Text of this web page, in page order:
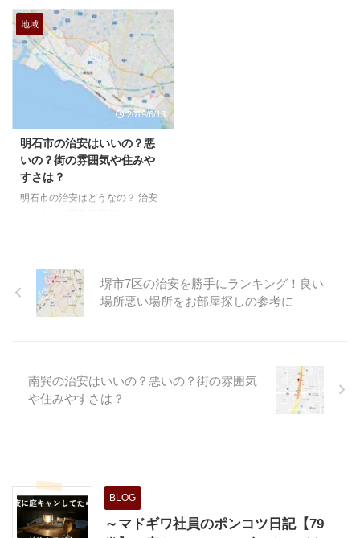
うと24区の人口と犯罪件数 ...
説明になりがちなんですよね、な
んでか、というとあんまりマイナ
スイメージをつけると、おすすめ
物件があった場合に話をフリにく
いとか、もっと繊細な所では出身
地だったらどうしよう。なんてこ
とを考えてしまう事もあります。
ですが、今回の検証はそういった
私情をはさまずにあくまで数字の
統計としての治安というものを考
えてみました。 大阪24区の治安
ランキング と、いう訳でこちら
の記事で24区のランキングとい
地域
2019/6/13
明石市の治安はいいの？悪
いの？街の雰囲気や住みや
すさは？
明石市の治安はどうなの？ 治安
すすめ物件があった場合に話をフ
リにくいとか、もっと繊細な所で
は出身地だったらどうしよう。な
で数字の統計としての治安という
ものを考えてみました。 兵庫県
全域のランキング では、早速で
堺市7区の治安を勝手にランキング！良い
場所悪い場所をお部屋探しの参考に
南巽の治安はいいの？悪いの？街の雰囲気
や住みやすさは？
BLOG
～マドギワ社員のポンコツ日記【79